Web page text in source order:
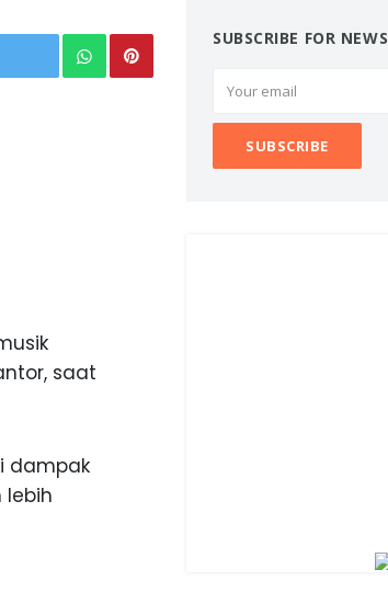
saat
dampak
lebih
SUBSCRIBE FOR NEWS